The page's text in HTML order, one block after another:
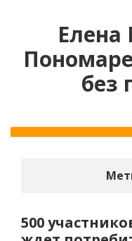
Елена
без
500